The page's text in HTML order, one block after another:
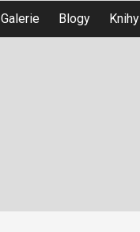
Galerie Blogy Knihy